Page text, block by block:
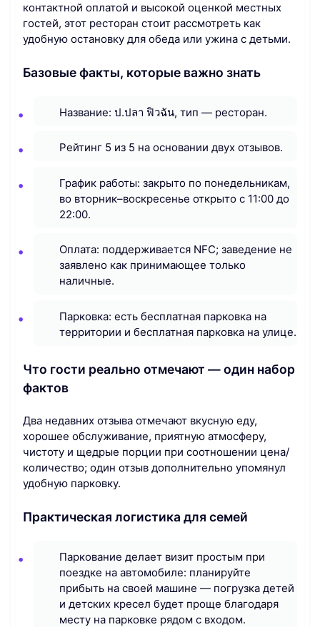
контактной оплатой и высокой оценкой местных
гостей, этот ресторан стоит рассмотреть как
удобную остановку для обеда или ужина с детьми.
Базовые факты, которые важно знать
Название: ป.ปลา ฟิวฉัน, тип — ресторан.
Рейтинг 5 из 5 на основании двух отзывов.
График работы: закрыто по понедельникам,
во вторник–воскресенье открыто с 11:00 до
22:00.
Оплата: поддерживается NFC; заведение не
заявлено как принимающее только
наличные.
Парковка: есть бесплатная парковка на
территории и бесплатная парковка на улице.
Что гости реально отмечают — один набор
фактов
Два недавних отзыва отмечают вкусную еду,
хорошее обслуживание, приятную атмосферу,
чистоту и щедрые порции при соотношении цена/
количество; один отзыв дополнительно упомянул
удобную парковку.
Практическая логистика для семей
Паркование делает визит простым при
поездке на автомобиле: планируйте
прибыть на своей машине — погрузка детей
и детских кресел будет проще благодаря
месту на парковке рядом с входом.